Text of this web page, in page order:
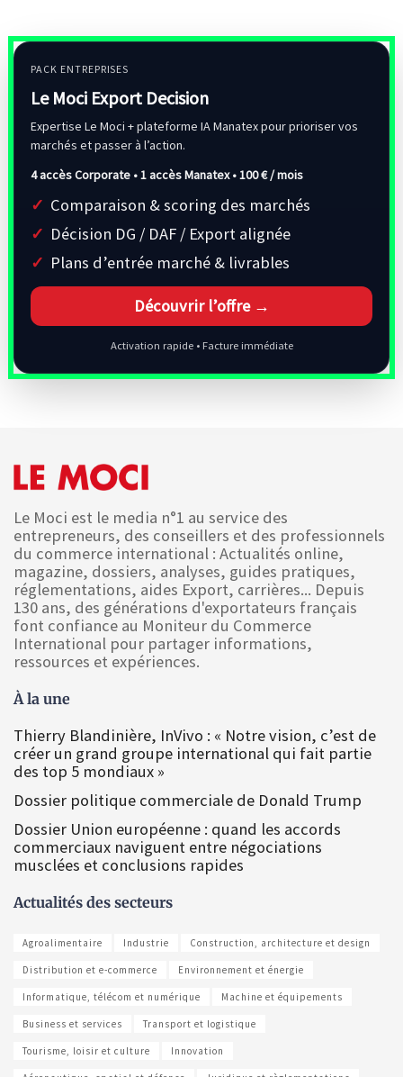
PACK ENTREPRISES
Le Moci Export Decision
Expertise Le Moci + plateforme IA Manatex pour prioriser vos
marchés et passer à l’action.
4 accès Corporate • 1 accès Manatex •100 € / mois
Comparaison & scoring des marchés
Décision DG / DAF / Export alignée
Plans d’entrée marché & livrables
Découvrir l’offre →
Activation rapide • Facture immédiate
Le Moci est le media n°1 au service des
entrepreneurs, des conseillers et des professionnels
du commerce international : Actualités online,
magazine, dossiers, analyses, guides pratiques,
réglementations, aides Export, carrières... Depuis
130 ans, des générations d'exportateurs français
font confiance au Moniteur du Commerce
International pour partager informations,
ressources et expériences.
À la une
Thierry Blandinière, InVivo : « Notre vision, c’est de
créer un grand groupe international qui fait partie
des top 5 mondiaux »
Dossier politique commerciale de Donald Trump
Dossier Union européenne : quand les accords
commerciaux naviguent entre négociations
musclées et conclusions rapides
Actualités des secteurs
Agroalimentaire Industrie Construction, architecture et design
Distribution et e-commerce Environnement et énergie
Informatique, télécom et numérique Machine et équipements
Business et services Transport et logistique
Tourisme, loisir et culture Innovation